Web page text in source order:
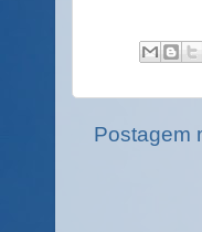
Postagem